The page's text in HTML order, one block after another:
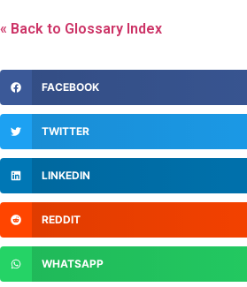
« Back to Glossary Index
FACEBOOK
TWITTER
LINKEDIN
REDDIT
WHATSAPP